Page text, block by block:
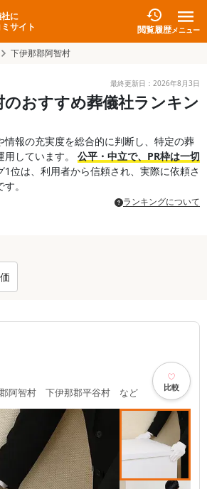
に
サイト
閲覧履歴メニュー
下伊那郡阿智村
最終更新日： 2026年8月3日
のおすすめ葬儀社ランキン
情報の充実度を総合的に判断し、特定の葬
しています。 公平・中立で、PR枠は一切
1位は、利用者から信頼され、実際に依頼さ
。
ランキングについて
阿智村 下伊那郡平谷村 など 比較